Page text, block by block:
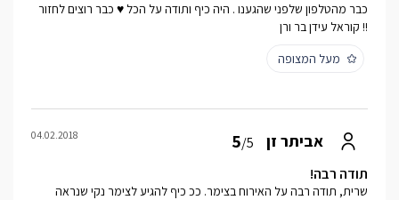
כבר מהטלפון שלפני שהגענו . היה כיף ותודה על הכל ♥ כבר רוצים לחזור
!! קוראל עידן בר ורן
מעל המצופה
אביתר זן 5/5
04.02.2018
תודה רבה!
שרית, תודה רבה על האירוח בצימר. ככ כיף להגיע לצימר נקי שנראה